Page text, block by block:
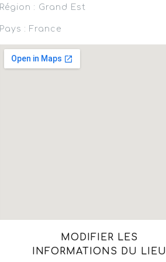
Région : Grand Est
Pays : France
MODIFIER LES
INFORMATIONS DU LIEU